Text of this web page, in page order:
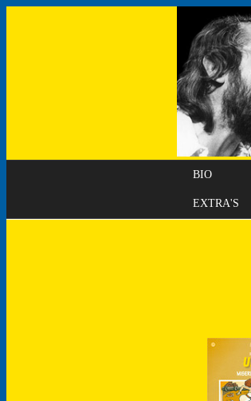
BIO
EXTRA'S